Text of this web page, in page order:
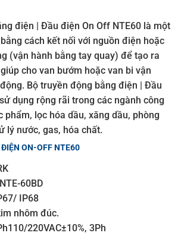
điện | Đầu điện On Off NTE60 là một
cách kết nối với nguồn điện hoặc
(vận hành bằng tay quay) để tạo ra
cho van bướm hoặc van bi vận
Bộ truyền động bằng điện | Đầu
dụng rộng rãi trong các ngành công
phẩm, lọc hóa dầu, xăng dầu, phòng
lý nước, gas, hóa chất.
ON-OFF NTE60
60BD
IP68
nhôm đúc.
220VAC±10%, 3Ph